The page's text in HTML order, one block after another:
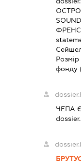
Розмір
фонду
ЧЕПА